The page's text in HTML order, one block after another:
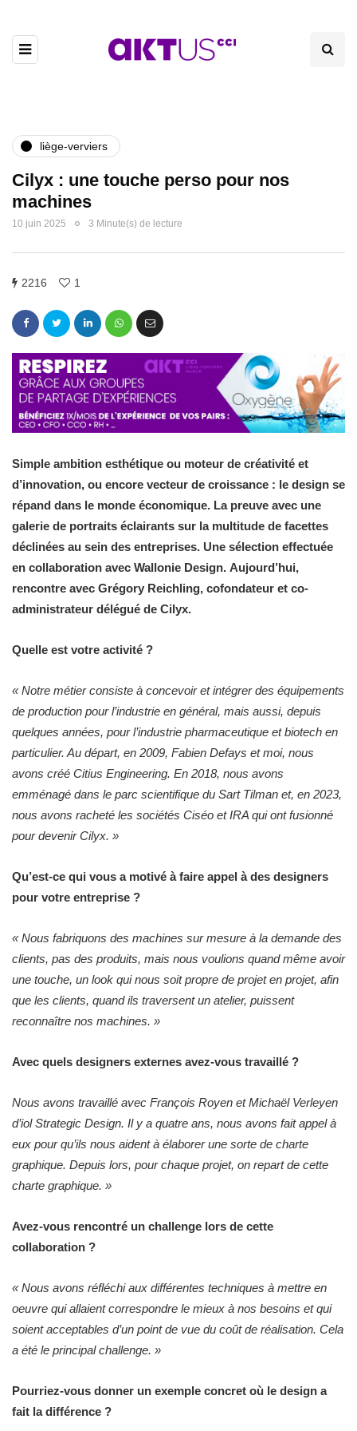
liège-verviers
Cilyx : une touche perso pour nos
machines
10 juin 2025 3 Minute(s) de lecture
2216 1
Simple ambition esthétique ou moteur de créativité et
d’innovation, ou encore vecteur de croissance : le design se
répand dans le monde économique. La preuve avec une
galerie de portraits éclairants sur la multitude de facettes
déclinées au sein des entreprises. Une sélection effectuée
en collaboration avec Wallonie Design. Aujourd’hui,
rencontre avec Grégory Reichling, cofondateur et co-
administrateur délégué de Cilyx.
Quelle est votre activité ?
« Notre métier consiste à concevoir et intégrer des équipements
de production pour l’industrie en général, mais aussi, depuis
quelques années, pour l’industrie pharmaceutique et biotech en
particulier. Au départ, en 2009, Fabien Defays et moi, nous
avons créé Citius Engineering. En 2018, nous avons
emménagé dans le parc scientifique du Sart Tilman et, en 2023,
nous avons racheté les sociétés Ciséo et IRA qui ont fusionné
pour devenir Cilyx. »
Qu’est-ce qui vous a motivé à faire appel à des designers
pour votre entreprise ?
« Nous fabriquons des machines sur mesure à la demande des
clients, pas des produits, mais nous voulions quand même avoir
une touche, un look qui nous soit propre de projet en projet, afin
que les clients, quand ils traversent un atelier, puissent
reconnaître nos machines. »
Avec quels designers externes avez-vous travaillé ?
Nous avons travaillé avec François Royen et Michaël Verleyen
d’iol Strategic Design. Il y a quatre ans, nous avons fait appel à
eux pour qu’ils nous aident à élaborer une sorte de charte
graphique. Depuis lors, pour chaque projet, on repart de cette
charte graphique. »
Avez-vous rencontré un challenge lors de cette
collaboration ?
« Nous avons réfléchi aux différentes techniques à mettre en
oeuvre qui allaient correspondre le mieux à nos besoins et qui
soient acceptables d’un point de vue du coût de réalisation. Cela
a été le principal challenge. »
Pourriez-vous donner un exemple concret où le design a
fait la différence ?